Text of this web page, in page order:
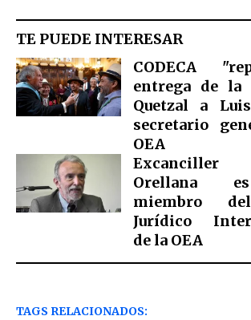
TE PUEDE INTERESAR
CODECA
entrega de la
Quetzal a
secretario
OEA
Orellana
miembro
Jurídico
de la OEA
TAGS RELACIONADOS: